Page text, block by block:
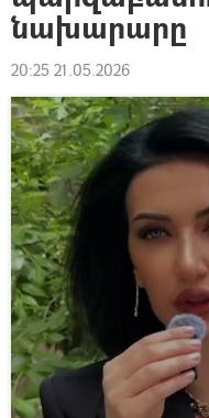
նախարարը
20:25 21.05.2026